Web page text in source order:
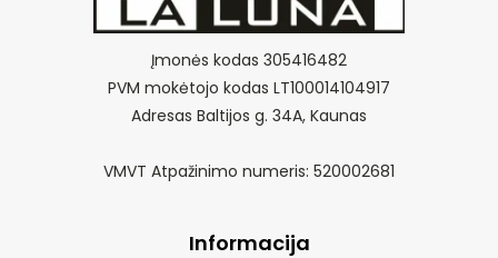
Įmonės kodas 305416482
PVM mokėtojo kodas LT100014104917
Adresas Baltijos g. 34A, Kaunas
VMVT Atpažinimo numeris: 520002681
Informacija